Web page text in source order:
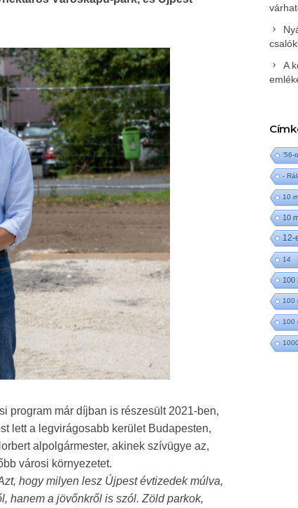
program már díjban is részesült 2021-ben,
lett a legvirágosabb kerület Budapesten,
alpolgármester, akinek szívügye az,
városi környezetet.
hogy milyen lesz Újpest évtizedek múlva,
hanem a jövőnkről is szól. Zöld parkok,
A
'56-
-
10
10
12-
14
100
100
100